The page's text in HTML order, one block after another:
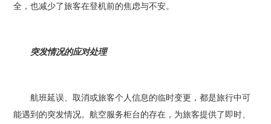
全，也减少了旅客在登机前的焦虑与不安。
突发情况的应对处理
航班延误、取消或旅客个人信息的临时变更，都是旅行中可
能遇到的突发情况。航空服务柜台的存在，为旅客提供了即时、